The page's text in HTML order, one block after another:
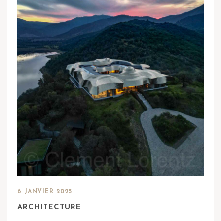
6 JANVIER 2025
ARCHITECTURE